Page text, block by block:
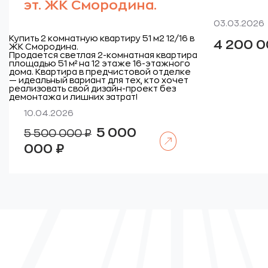
эт. ЖК Смородина.
Купить 2 комнатную квартиру 51 м2 12/16 в
ЖК Смородина.
Продается светлая 2-комнатная квартира
площадью 51 м² на 12 этаже 16-этажного
дома. Квартира в предчистовой отделке
— идеальный вариант для тех, кто хочет
реализовать свой дизайн-проект без
демонтажа и лишних затрат!
10.04.2026
5 500 000₽
Первоначальная
цена
5 000
000 ₽Текущая
03.03.2026
4 200